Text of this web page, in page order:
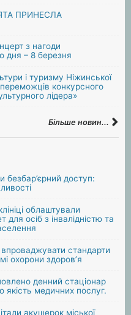
ПРИНЕСЛА
з нагоди
дня – 8 березня
і туризму Ніжинської
конкурсного
лідера»
Більше новин...
безбар’єрний доступ:
облаштували
для осіб з інвалідністю та
стандарти
охорони здоров’я
денний стаціонар
якість медичних послуг.
акушерок міської